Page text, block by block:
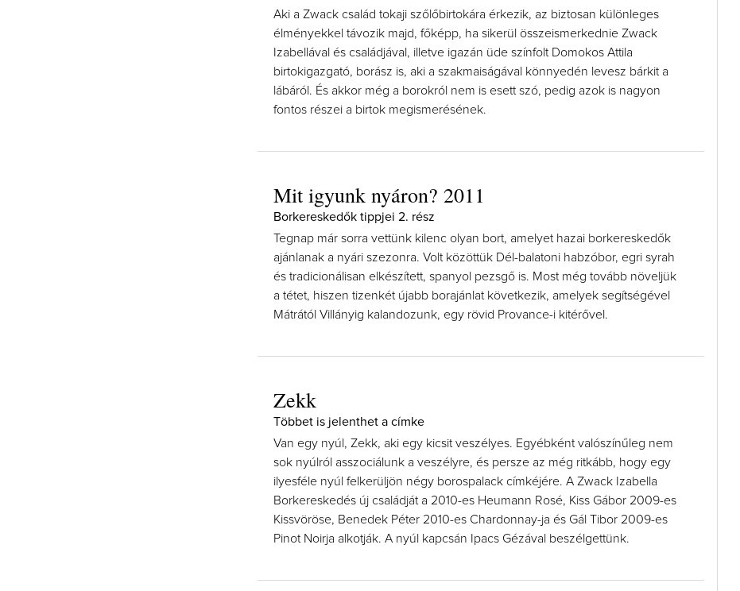
Aki a Zwack család tokaji szőlőbirtokára érkezik, az biztosan különleges
élményekkel távozik majd, főképp, ha sikerül összeismerkednie Zwack
Izabellával és családjával, illetve igazán üde színfolt Domokos Attila
birtokigazgató, borász is, aki a szakmaiságával könnyedén levesz bárkit a
lábáról. És akkor még a borokról nem is esett szó, pedig azok is nagyon
fontos részei a birtok megismerésének.
Mit igyunk nyáron? 2011
Borkereskedők tippjei 2. rész
Tegnap már sorra vettünk kilenc olyan bort, amelyet hazai borkereskedők
ajánlanak a nyári szezonra. Volt közöttük Dél-balatoni habzóbor, egri syrah
és tradicionálisan elkészített, spanyol pezsgő is. Most még tovább növeljük
a tétet, hiszen tizenkét újabb borajánlat következik, amelyek segítségével
Mátrától Villányig kalandozunk, egy rövid Provance-i kitérővel.
Zekk
Többet is jelenthet a címke
Van egy nyúl, Zekk, aki egy kicsit veszélyes. Egyébként valószínűleg nem
sok nyúlról asszociálunk a veszélyre, és persze az még ritkább, hogy egy
ilyesféle nyúl felkerüljön négy borospalack címkéjére. A Zwack Izabella
Borkereskedés új családját a 2010-es Heumann Rosé, Kiss Gábor 2009-es
Kissvöröse, Benedek Péter 2010-es Chardonnay-ja és Gál Tibor 2009-es
Pinot Noirja alkotják. A nyúl kapcsán Ipacs Gézával beszélgettünk.